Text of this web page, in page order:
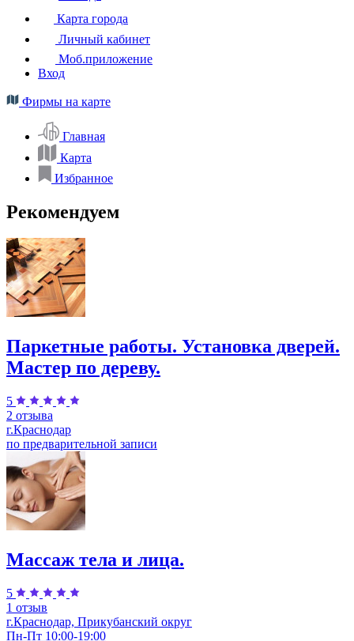
Карта города
Личный кабинет
Моб.приложение
Вход
Фирмы на карте
Главная
Карта
Избранное
Рекомендуем
Паркетные работы. Установка дверей.
Мастер по дереву.
5
2 отзыва
г.Краснодар
по предварительной записи
Массаж тела и лица.
5
1 отзыв
г.Краснодар, Прикубанский округ
Пн-Пт 10:00-19:00